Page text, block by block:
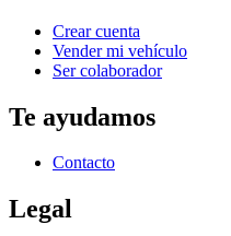
Crear cuenta
Vender mi vehículo
Ser colaborador
Te ayudamos
Contacto
Legal